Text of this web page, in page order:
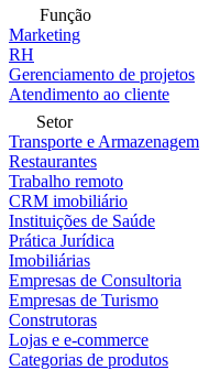
Função
Marketing
RH
Gerenciamento de projetos
Atendimento ao cliente
Setor
Transporte e Armazenagem
Restaurantes
Trabalho remoto
CRM imobiliário
Instituições de Saúde
Prática Jurídica
Imobiliárias
Empresas de Consultoria
Empresas de Turismo
Construtoras
Lojas e e-commerce
Categorias de produtos